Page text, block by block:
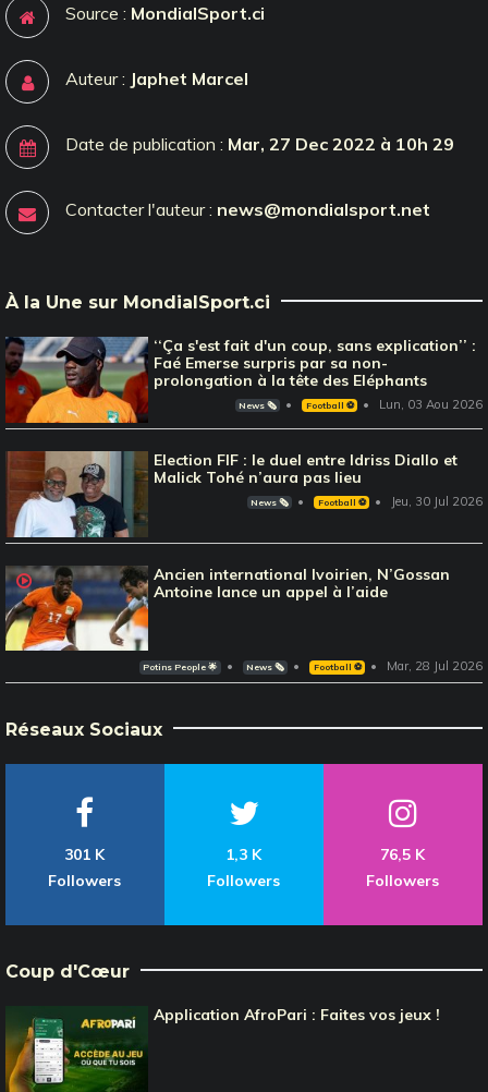
Source : MondialSport.ci
Auteur : Japhet Marcel
Date de publication : Mar, 27 Dec 2022 à 10h 29
Contacter l'auteur : news@mondialsport.net
À la Une sur MondialSport.ci
‘‘Ça s'est fait d'un coup, sans explication’’ :
Faé Emerse surpris par sa non-
prolongation à la tête des Eléphants
News 🗞️ Football ⚽️ Lun, 03 Aou 2026
Election FIF : le duel entre Idriss Diallo et
Malick Tohé n’aura pas lieu
News 🗞️ Football ⚽️ Jeu, 30 Jul 2026
Ancien international Ivoirien, N’Gossan
Antoine lance un appel à l’aide
Potins People 🌟 News 🗞️ Football ⚽️ Mar, 28 Jul 2026
Réseaux Sociaux
301 K
Followers
1,3 K
Followers
76,5 K
Followers
Coup d'Cœur
Application AfroPari : Faites vos jeux !